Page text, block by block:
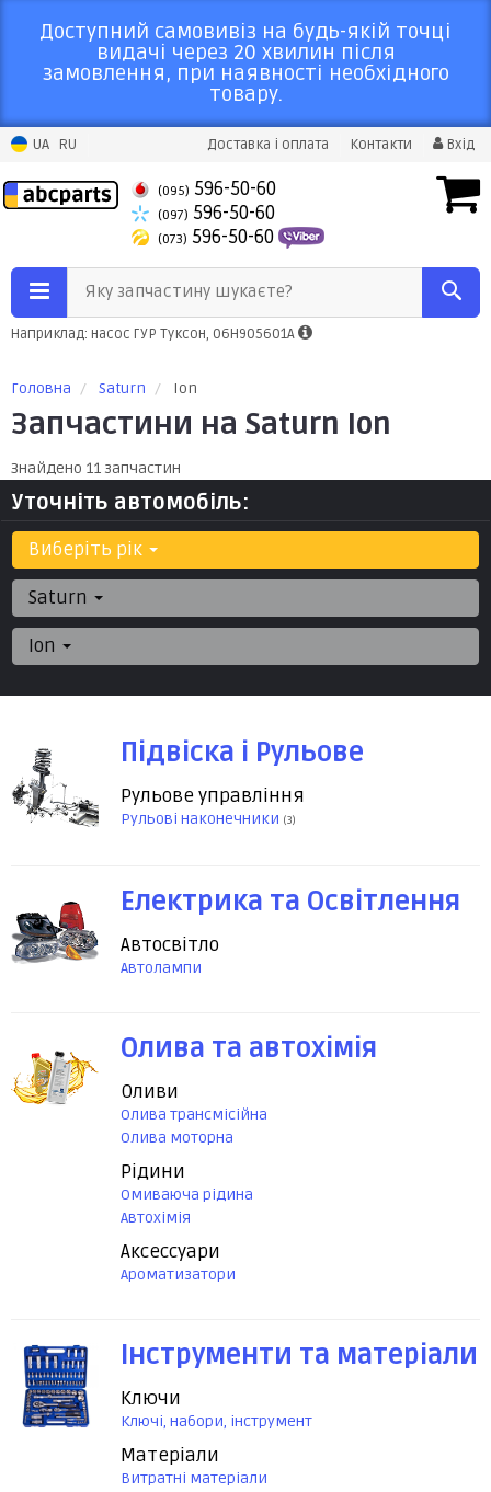
Доступний самовивіз на будь-якій точці
видачі через 20 хвилин після
замовлення, при наявності необхідного
товару.
UA RU Доставка і оплата Контакти Вхід
(095) 596-50-60
(097) 596-50-60
(073) 596-50-60
Яку запчастину шукаєте?
Наприклад: насос ГУР Туксон, 06H905601A
Головна Saturn Ion
Запчастини на Saturn Ion
Знайдено 11 запчастин
Уточніть автомобіль:
Виберіть рік
Saturn
Ion
Підвіска і Рульове
Рульове управління
Рульові наконечники (3)
Електрика та Освітлення
Автосвітло
Автолампи
Олива та автохімія
Оливи
Олива трансмісійна
Олива моторна
Рідини
Омиваюча рідина
Автохімія
Аксессуари
Ароматизатори
Інструменти та матеріали
Ключи
Ключі, набори, інструмент
Матеріали
Витратні матеріали